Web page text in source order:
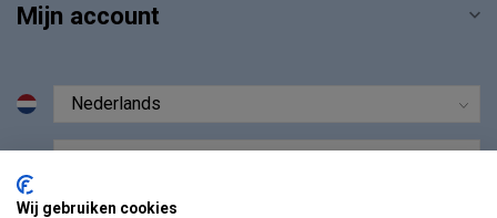
Mijn account
Wij gebruiken cookies